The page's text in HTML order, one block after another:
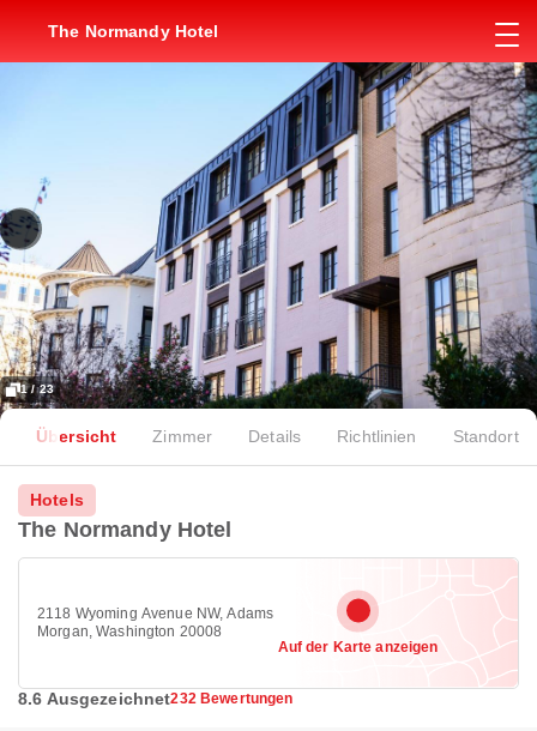
The Normandy Hotel
1 / 23
Übersicht Zimmer Details Richtlinien Standort
Hotels
The Normandy Hotel
2118 Wyoming Avenue NW, Adams
Morgan, Washington 20008
Auf der Karte anzeigen
8.6 Ausgezeichnet232 Bewertungen